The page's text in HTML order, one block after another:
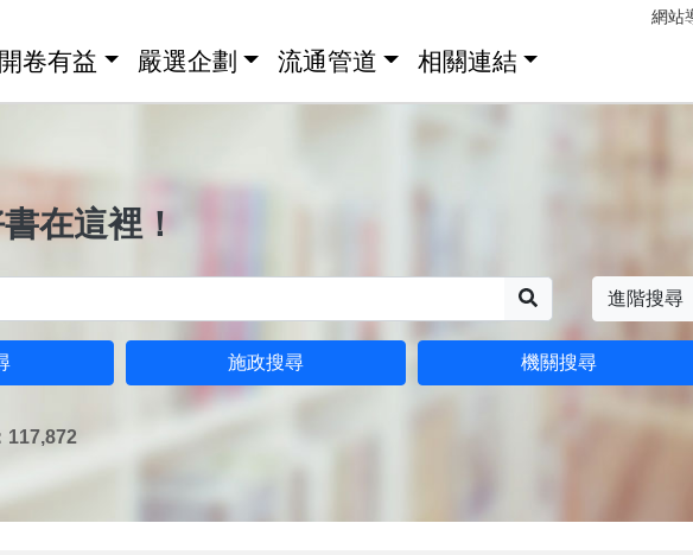
網站
卷有益 嚴選企劃 流通管道 相關連結
在這裡！
進階搜尋
施政搜尋 機關搜尋
117,872